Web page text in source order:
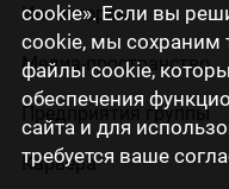
cookie». Если вы
cookie, мы сохраним
файлы cookie,
обеспечения
сайта и для
требуется ваше
Инвесторам
Медиа-пространство
Предприятия группы
Карьера